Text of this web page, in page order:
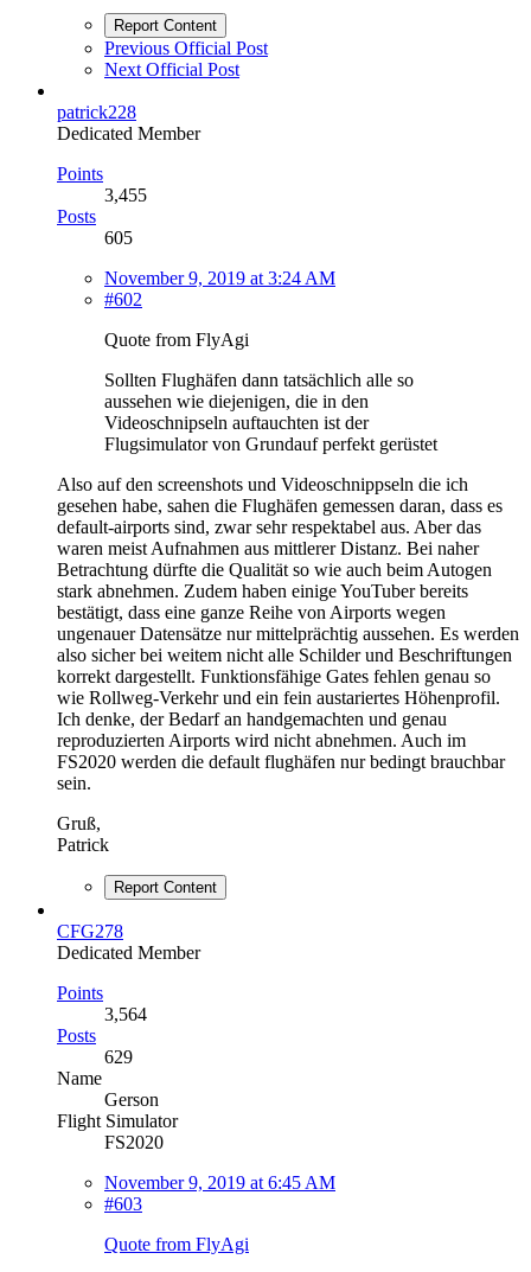
Report Content
Previous Official Post
Next Official Post
patrick228
Dedicated Member
Points
3,455
Posts
605
November 9, 2019 at 3:24 AM
#602
Quote from FlyAgi
Sollten Flughäfen dann tatsächlich alle so
aussehen wie diejenigen, die in den
Videoschnipseln auftauchten ist der
Flugsimulator von Grundauf perfekt gerüstet
Also auf den screenshots und Videoschnippseln die ich
gesehen habe, sahen die Flughäfen gemessen daran, dass es
default-airports sind, zwar sehr respektabel aus. Aber das
waren meist Aufnahmen aus mittlerer Distanz. Bei naher
Betrachtung dürfte die Qualität so wie auch beim Autogen
stark abnehmen. Zudem haben einige YouTuber bereits
bestätigt, dass eine ganze Reihe von Airports wegen
ungenauer Datensätze nur mittelprächtig aussehen. Es werden
also sicher bei weitem nicht alle Schilder und Beschriftungen
korrekt dargestellt. Funktionsfähige Gates fehlen genau so
wie Rollweg-Verkehr und ein fein austariertes Höhenprofil.
Ich denke, der Bedarf an handgemachten und genau
reproduzierten Airports wird nicht abnehmen. Auch im
FS2020 werden die default flughäfen nur bedingt brauchbar
sein.
Gruß,
Patrick
Report Content
CFG278
Dedicated Member
Points
3,564
Posts
629
Name
Gerson
Flight Simulator
FS2020
November 9, 2019 at 6:45 AM
#603
Quote from FlyAgi